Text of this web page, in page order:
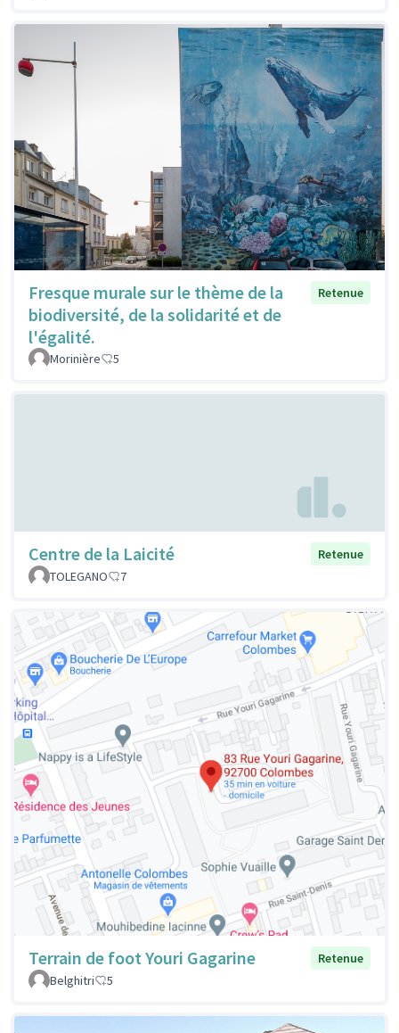
Fresque murale sur le thème de la
biodiversité, de la solidarité et de
l'égalité.
Retenue
Morinière 5
Centre de la Laicité
Retenue
TOLEGANO
7
Terrain de foot Youri Gagarine
Retenue
Belghitri
5